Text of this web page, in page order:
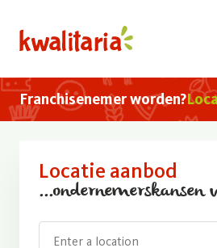
home
Hoofdnavigatie
Franchisenemer worden?
Locatie aanbod
...ondernemerskansen